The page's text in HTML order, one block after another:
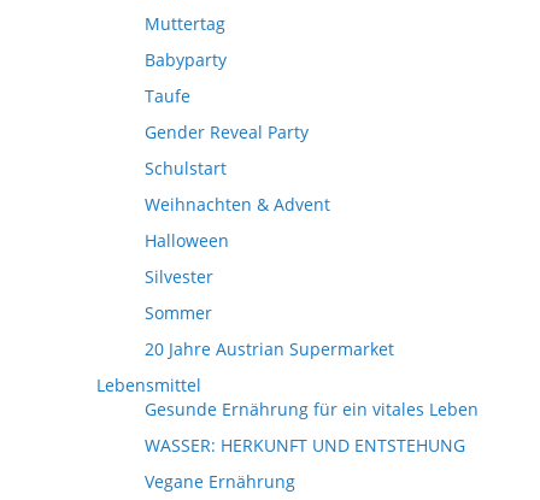
Muttertag
Babyparty
Taufe
Gender Reveal Party
Schulstart
Weihnachten & Advent
Halloween
Silvester
Sommer
20 Jahre Austrian Supermarket
Lebensmittel
Gesunde Ernährung für ein vitales Leben
WASSER: HERKUNFT UND ENTSTEHUNG
Vegane Ernährung